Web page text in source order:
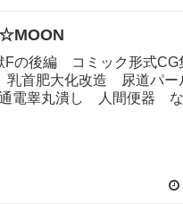
Fの後編 コミック形式CG
乳首肥大化改造 尿道パ
電睾丸潰し 人間便器 な